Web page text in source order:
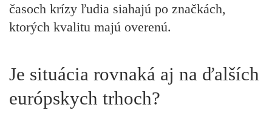
časoch krízy ľudia siahajú po značkách,
ktorých kvalitu majú overenú.
Je situácia rovnaká aj na ďalších
európskych trhoch?